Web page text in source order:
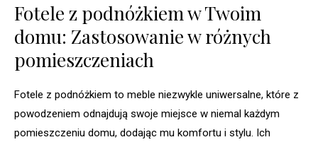
Fotele z podnóżkiem w Twoim
domu: Zastosowanie w różnych
pomieszczeniach
Fotele z podnóżkiem to meble niezwykle uniwersalne, które z
powodzeniem odnajdują swoje miejsce w niemal każdym
pomieszczeniu domu, dodając mu komfortu i stylu. Ich